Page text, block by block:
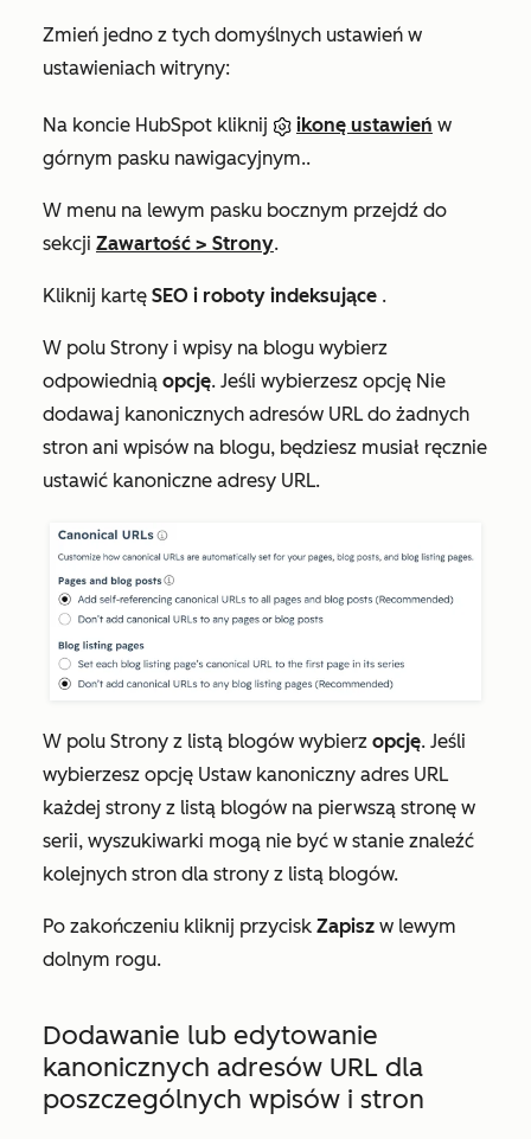
Zmień jedno z tych domyślnych ustawień w
ustawieniach witryny:
Na koncie HubSpot kliknij ikonę ustawień w
górnym pasku nawigacyjnym..
W menu na lewym pasku bocznym przejdź do
sekcji Zawartość > Strony.
Kliknij kartę SEO i roboty indeksujące .
W polu Strony i wpisy na blogu wybierz
odpowiednią opcję. Jeśli wybierzesz opcję Nie
dodawaj kanonicznych adresów URL do żadnych
stron ani wpisów na blogu, będziesz musiał ręcznie
ustawić kanoniczne adresy URL.
W polu Strony z listą blogów wybierz opcję. Jeśli
wybierzesz opcję Ustaw kanoniczny adres URL
każdej strony z listą blogów na pierwszą stronę w
serii, wyszukiwarki mogą nie być w stanie znaleźć
kolejnych stron dla strony z listą blogów.
Po zakończeniu kliknij przycisk Zapisz w lewym
dolnym rogu.
Dodawanie lub edytowanie
kanonicznych adresów URL dla
poszczególnych wpisów i stron